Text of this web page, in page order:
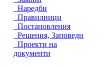
Наредби
Правилници
Постановления
Решения, Заповеди
Проекти на
документи